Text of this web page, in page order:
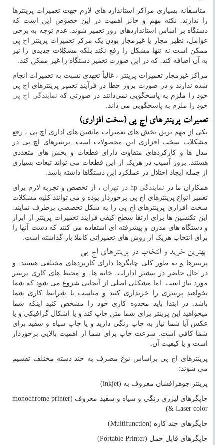
متاسفانه بسیاری مراکز استاندارد های لازم جهت تعمیرات پرینترها
را ندارند. نکته مهم و حائز اهمیت در این خصوص این است که
دستگاه بر اساس استانداردهای روز تعمیر شوند. عدم توجه به برخی
عوامل، نظیر مجاز یا غیرمجاز بودنِ یک مرکز تعمیرات پرینتر اچ پی
ممکن است نه تنها مشکل را رفع نکند بلکه مشکلات جدیدی را نیز
به آن اضافه کند. که در این صورت تعمیر دستگاه را غیر ممکن کند.
مراکز غیرمجاز تعمیرات پرینتر ، غالباً تعهدی نسبت به تعمیرات انجام
شده ندارند و در صورت بروز خطا در فرآیندِ تعمیر پرینترهای اچ پی
خود را ملزم به پاسخگویی نمی‌دانند در صورتی که نمایندگی اچ پی
خود را ملزم به پاسخگویی می داند.
تعمیرات پرینترهای اچ پی (سخت افزاری)
یکی از مهم ترین بخش های تعمیرات ماشین های اداری اچ پی ، رفع
مشکلات سخت افزاری این محصولات است. پرینترهای اچ پی در
مدل ها و کارکردهای متفاوت دارای قطعات و بخش های متعددی
هستند. بروز آسیب در هریک از این قطعات می تواند تبعات بسیاری
از جمله ایجاد اختلال در عملکرد این دستگاها داشته باشد.
همکاران ما در نمایندگیhp در تهران ، از تخصص و تجربه لازم برای
تعمیر انواع پرینترهای اچ پی برخوردار بوده و می توانند کلیه مشکلات
سخت افزاری پرینترهای اچ پی را به شکل تخصصی برطرف نمایند.
این تکنسین ها برای ارتقا سطح کیفی فرایند تعمیرات پرینتر از ابزار
و دستگاه های مدرن و پیشرفته ای استفاده می کنند که دست آنها را
برای انتخاب هریک از روش های تعمیراتی کاملا باز گذاشته است.
بهترین خرید و انتخاب در پرینترهای اچ پی
پرینترها و به طور کلی چاپگرها دارای کاربردهای مختلفی هستند. و
در حال حاضر در بیشتر ادارات، خانه ها، و محیط های کاری پرینتر
مورد نیاز است. اما مشکلی اصلی از آنجایی شروع می شود که شما
بخواهید پرینتری را خریداری کنید و مناسب با شرایط کاری شما
باشد. در ابتدا باید محدوه کاری خود را مشخص کنید اینکه شما
میخواهید این پرینتر برای شما متن چاپ کند و یا اشکال گرافیکی و یا
عکس آیا شما نیاز به چاپ رنگی دارید و یا چاپ سیاه و سفید برای
شما کافی است. سرعت چاپ برای شما از اهمیت بالایی برخوردار
است و یا کیفیت آن.
پرینترهای اچ پی براساس نوع مصرف به چند دسته مختلف تقسیم
می شوند:
پرینتر جوهرافشان معروف به (inkjet
)
چاپگرهای لیزری رنگی و سیاه و سفید معروف (monochrome printer
& Laser color
)
چاپگرهای چند کاره (Multifunction
)
چاپگرهای قابل حمل (Portable Printer
)